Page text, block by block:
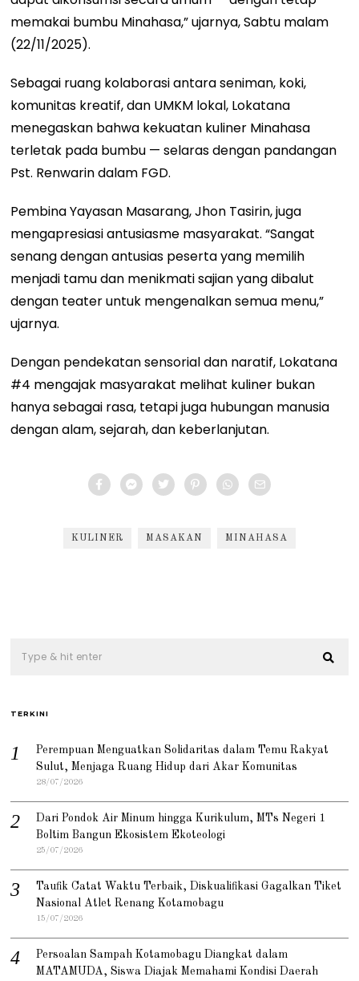
memakai bumbu Minahasa,” ujarnya, Sabtu malam
(22/11/2025).
Sebagai ruang kolaborasi antara seniman, koki,
komunitas kreatif, dan UMKM lokal, Lokatana
menegaskan bahwa kekuatan kuliner Minahasa
terletak pada bumbu — selaras dengan pandangan
Pst. Renwarin dalam FGD.
Pembina Yayasan Masarang, Jhon Tasirin, juga
mengapresiasi antusiasme masyarakat. “Sangat
senang dengan antusias peserta yang memilih
menjadi tamu dan menikmati sajian yang dibalut
dengan teater untuk mengenalkan semua menu,”
ujarnya.
Dengan pendekatan sensorial dan naratif, Lokatana
#4 mengajak masyarakat melihat kuliner bukan
hanya sebagai rasa, tetapi juga hubungan manusia
dengan alam, sejarah, dan keberlanjutan.
KULINER MASAKAN MINAHASA
TERKINI
Perempuan Menguatkan Solidaritas dalam Temu Rakyat
Sulut, Menjaga Ruang Hidup dari Akar Komunitas
28/07/2026
Dari Pondok Air Minum hingga Kurikulum, MTs Negeri 1
Boltim Bangun Ekosistem Ekoteologi
25/07/2026
Taufik Catat Waktu Terbaik, Diskualifikasi Gagalkan Tiket
Nasional Atlet Renang Kotamobagu
15/07/2026
Persoalan Sampah Kotamobagu Diangkat dalam
MATAMUDA, Siswa Diajak Memahami Kondisi Daerah